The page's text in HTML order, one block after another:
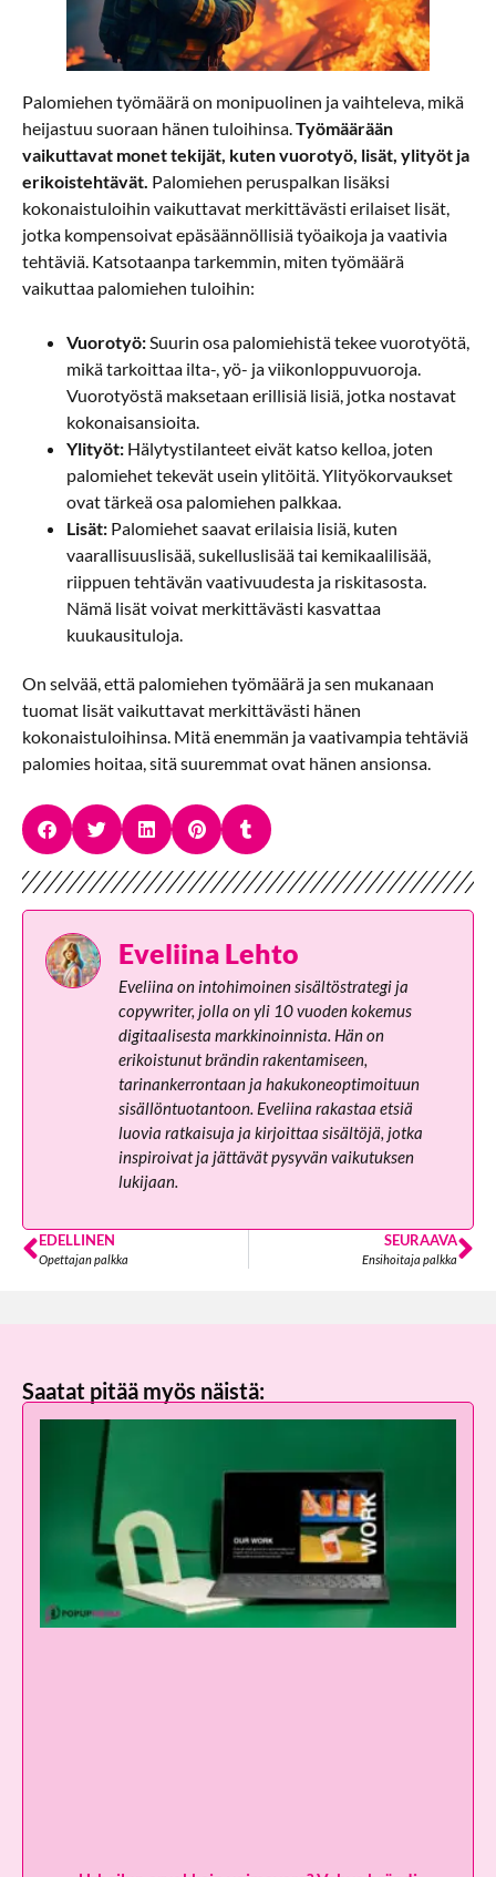
Palomiehen työmäärä on monipuolinen ja vaihteleva, mikä
heijastuu suoraan hänen tuloihinsa.Työmäärään
vaikuttavat monet tekijät, kuten vuorotyö, lisät, ylityöt ja
erikoistehtävät. Palomiehen peruspalkan lisäksi
kokonaistuloihin vaikuttavat merkittävästi erilaiset lisät,
jotka kompensoivat epäsäännöllisiä työaikoja ja vaativia
tehtäviä. Katsotaanpa tarkemmin, miten työmäärä
vaikuttaa palomiehen tuloihin:
Vuorotyö:Suurin osa palomiehistä tekee vuorotyötä,
mikä tarkoittaa ilta-, yö- ja viikonloppuvuoroja.
Vuorotyöstä maksetaan erillisiä lisiä, jotka nostavat
kokonaisansioita.
Ylityöt: Hälytystilanteet eivät katso kelloa, joten
palomiehet tekevät usein ylitöitä. Ylityökorvaukset
ovat tärkeä osa palomiehen palkkaa.
Lisät: Palomiehet saavat erilaisia lisiä, kuten
vaarallisuuslisää, sukelluslisää tai kemikaalilisää,
riippuen tehtävän vaativuudesta ja riskitasosta.
Nämä lisät voivat merkittävästi kasvattaa
kuukausituloja.
On selvää, että palomiehen työmäärä ja sen mukanaan
tuomat lisät vaikuttavat merkittävästi hänen
kokonaistuloihinsa. Mitä enemmän ja vaativampia tehtäviä
palomies hoitaa, sitä suuremmat ovat hänen ansionsa.
Eveliina Lehto
Eveliina on intohimoinen sisältöstrategi ja
copywriter, jolla on yli 10 vuoden kokemus
digitaalisesta markkinoinnista. Hän on
erikoistunut brändin rakentamiseen,
tarinankerrontaan ja hakukoneoptimoituun
sisällöntuotantoon. Eveliina rakastaa etsiä
luovia ratkaisuja ja kirjoittaa sisältöjä, jotka
inspiroivat ja jättävät pysyvän vaikutuksen
lukijaan.
EDELLINEN
Opettajan palkka
SEURAAVA
Ensihoitaja palkka
Saatat pitää myös näistä: